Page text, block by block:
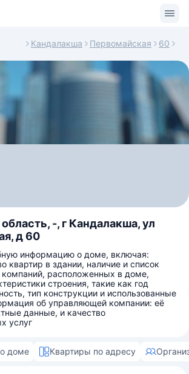
Кандалакша Первомайская 60
-, г Кандалакша, ул
д 60
информацию о доме, включая:
квартир в здании, наличие и список
компаний, расположенных в доме,
строения, такие как год
тип конструкции и использованные
об управляющей компании: её
данные, и качество
услуг
доме Квартиры по адресу